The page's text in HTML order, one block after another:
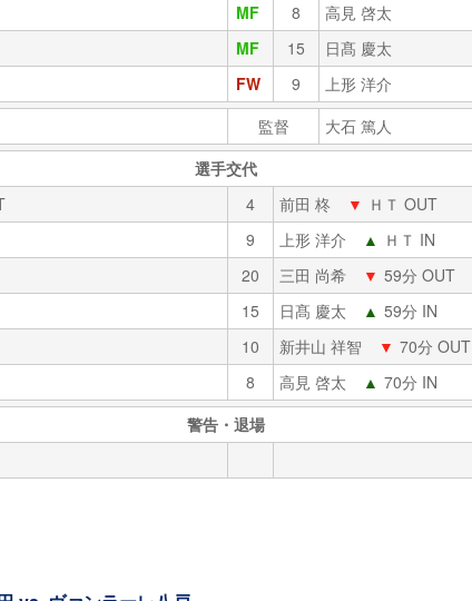
MF 8
高見 啓太
MF 15
日髙 慶太
FW 9
上形 洋介
監督
大石 篤人
選手交代
4 前田 柊 ▼ ＨＴ OUT
9 上形 洋介 ▲ ＨＴ IN
20 三田 尚希 ▼ 59分 OUT
15 日髙 慶太 ▲ 59分 IN
10 新井山 祥智 ▼ 70分 OUT
8 高見 啓太 ▲ 70分 IN
警告・退場